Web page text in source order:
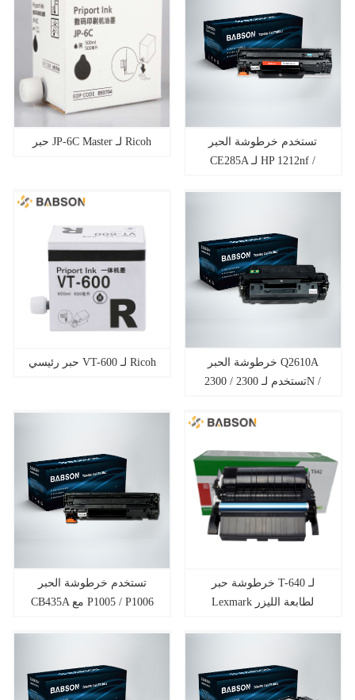
حبر JP-6C Master لـ Ricoh
تستخدم خرطوشة الحبر
CE285A لـ HP 1212nf /
حبر رئيسي VT-600 لـ Ricoh
خرطوشة الحبر Q2610A
تستخدم لـ 2300 / 2300N /
2300DTN
تستخدم خرطوشة الحبر
CB435A مع P1005 / P1006
خرطوشة حبر T-640 لـ
Lexmark لطابعة الليزر